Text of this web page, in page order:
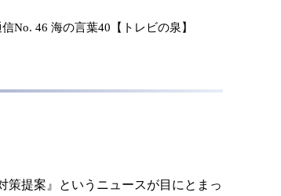
ラベル、漁業経営診断、海業支援）
No. 46 海の言葉40【トレビの泉】
策提案』というニュースが目にとまっ